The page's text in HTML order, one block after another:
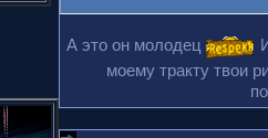
А это он молодец
моему тракту твои